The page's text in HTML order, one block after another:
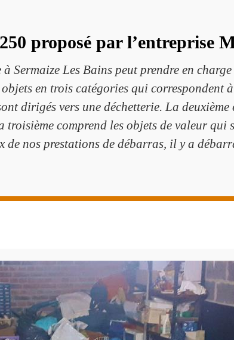
proposé par l’entreprise
Sermaize Les Bains peut prendre en
en trois catégories qui correspondent
dirigés vers une déchetterie. La
comprend les objets de valeur qui
de nos prestations de débarras, il y a